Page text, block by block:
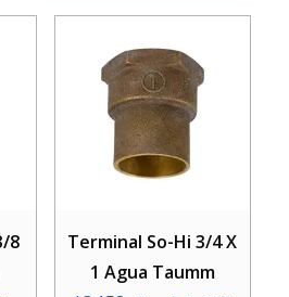
8
Terminal So-Hi 3/4 X
1 Agua Taumm